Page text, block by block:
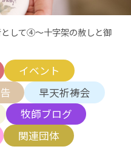
して④〜十字架の赦しと御
イベント
早天祈祷会
牧師ブログ
関連団体